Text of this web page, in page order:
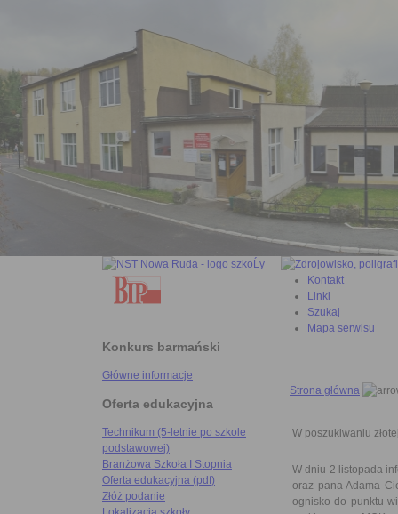
Konkurs barmański
Główne informacje
Oferta edukacyjna
Technikum (5-letnie po szkole
podstawowej)
Branżowa Szkoła I Stopnia
Oferta edukacyjna (pdf)
Złóż podanie
Kontakt
Linki
Szukaj
Mapa serwisu
Strona główna
W poszukiwaniu
W dniu 2 listopada
oraz pana Adama
ognisko do punktu